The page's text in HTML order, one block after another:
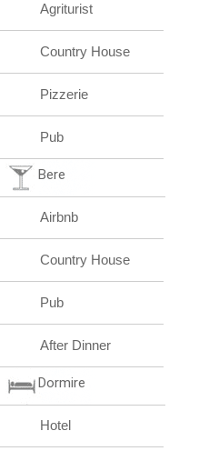
Agriturist
Country House
Pizzerie
Pub
Bere
Airbnb
Country House
Pub
After Dinner
Dormire
Hotel